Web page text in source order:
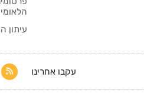
הלאומי
עיתון
עקבו אחרינו